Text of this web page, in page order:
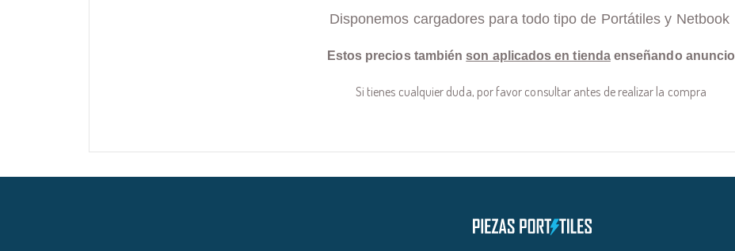
Disponemos cargadores para todo tipo de Portátiles y Netbook
Estos precios también son aplicados en tienda enseñando anuncio
Si tienes cualquier duda, por favor consultar antes de realizar la compra